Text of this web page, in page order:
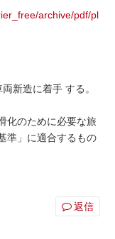
archive/pdf/pl
新造に着手 する。
化のために必要な旅
準」に適合するもの
返信